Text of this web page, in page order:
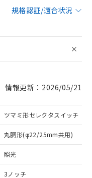
規格認証/適合状況
情報更新：2026/05/21
ツマミ形セレクタスイッチ
丸胴形(φ22/25mm共用)
照光
3ノッチ